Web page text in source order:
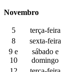
Novembro
5 terça-feira
8
sexta-feira
9 e
10
sábado e
domingo